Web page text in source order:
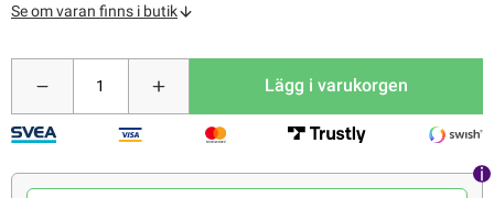
Se om varan finns i butik
Lägg i varukorgen